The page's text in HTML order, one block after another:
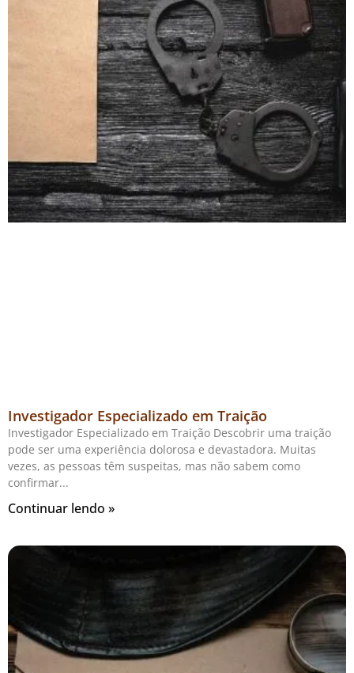
Investigador Especializado em Traição
Investigador Especializado em Traição Descobrir uma traição
pode ser uma experiência dolorosa e devastadora. Muitas
vezes, as pessoas têm suspeitas, mas não sabem como
confirmar
Continuar lendo »